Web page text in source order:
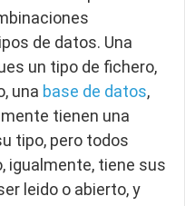
de datos. Una
un tipo de fichero,
una base de datos,
tienen una
tipo, pero todos
igualmente, tiene sus
leido o abierto, y